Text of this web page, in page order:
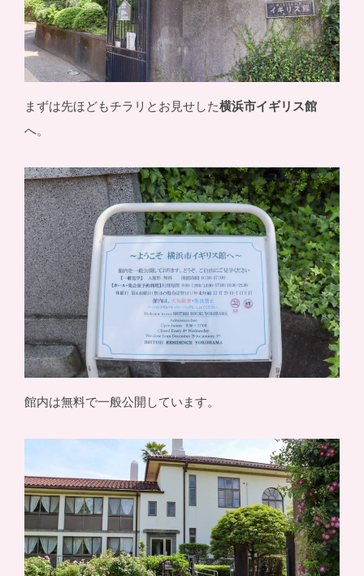
まずは先ほどもチラリとお見せした横浜市イギリス館
へ。
館内は無料で一般公開しています。